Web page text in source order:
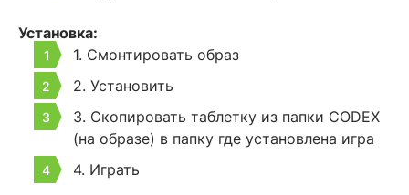
Установка:
1. Смонтировать образ
2. Установить
3. Скопировать таблетку из папки CODEX
(на образе) в папку где установлена игра
4. Играть